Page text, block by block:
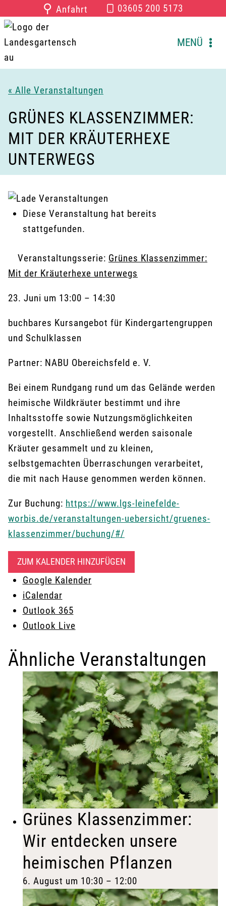
Inhalt
springen
⚲ Anfahrt 03605 200 5173
MENÜ
« Alle Veranstaltungen
GRÜNES KLASSENZIMMER:
MIT DER KRÄUTERHEXE
UNTERWEGS
Diese Veranstaltung hat bereits
stattgefunden.
Veranstaltungsserie: Grünes Klassenzimmer:
Mit der Kräuterhexe unterwegs
23. Juni um 13:00 – 14:30
buchbares Kursangebot für Kindergartengruppen
und Schulklassen
Partner: NABU Obereichsfeld e. V.
Bei einem Rundgang rund um das Gelände werden
heimische Wildkräuter bestimmt und ihre
Inhaltsstoffe sowie Nutzungsmöglichkeiten
vorgestellt. Anschließend werden saisonale
Kräuter gesammelt und zu kleinen,
selbstgemachten Überraschungen verarbeitet,
die mit nach Hause genommen werden können.
Zur Buchung: https://www.lgs-leinefelde-
worbis.de/veranstaltungen-uebersicht/gruenes-
klassenzimmer/buchung/#/
ZUM KALENDER HINZUFÜGEN
Google Kalender
iCalendar
Outlook 365
Outlook Live
Ähnliche Veranstaltungen
Grünes Klassenzimmer:
Wir entdecken unsere
heimischen Pflanzen
6. August um 10:30 – 12:00